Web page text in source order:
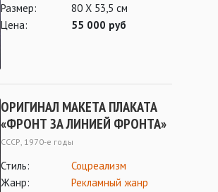
Размер:
80 Х 53,5 см
Цена:
55 000 руб
ОРИГИНАЛ МАКЕТА ПЛАКАТА
«ФРОНТ ЗА ЛИНИЕЙ ФРОНТА»
СССР, 1970-е годы
Стиль:
Соцреализм
Жанр:
Рекламный жанр